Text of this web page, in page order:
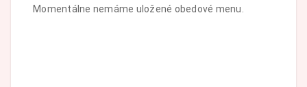
Momentálne nemáme uložené obedové menu.